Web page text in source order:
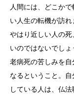
人間には、どこか
い人生の転機が訪れ
やはり近しい人の
いのではないでしょ
老病死の苦しみを
なるということ。
している人は、仏